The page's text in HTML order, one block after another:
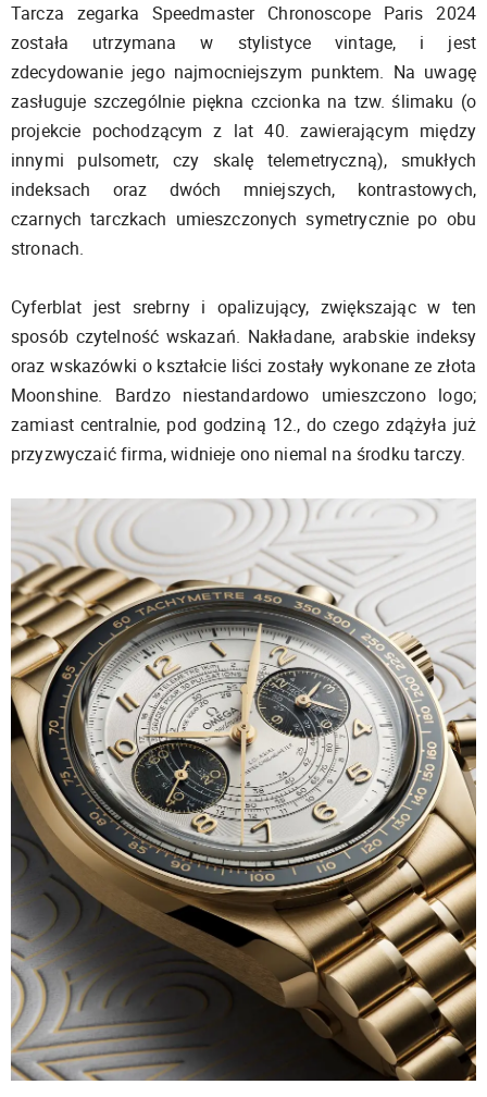
Tarcza zegarka Speedmaster Chronoscope Paris 2024
została utrzymana w stylistyce vintage, i jest
zdecydowanie jego najmocniejszym punktem. Na uwagę
zasługuje szczególnie piękna czcionka na tzw. ślimaku (o
projekcie pochodzącym z lat 40. zawierającym między
innymi pulsometr, czy skalę telemetryczną), smukłych
indeksach oraz dwóch mniejszych, kontrastowych,
czarnych tarczkach umieszczonych symetrycznie po obu
stronach.
Cyferblat jest srebrny i opalizujący, zwiększając w ten
sposób czytelność wskazań. Nakładane, arabskie indeksy
oraz wskazówki o kształcie liści zostały wykonane ze złota
Moonshine. Bardzo niestandardowo umieszczono logo;
zamiast centralnie, pod godziną 12., do czego zdążyła już
przyzwyczaić firma, widnieje ono niemal na środku tarczy.